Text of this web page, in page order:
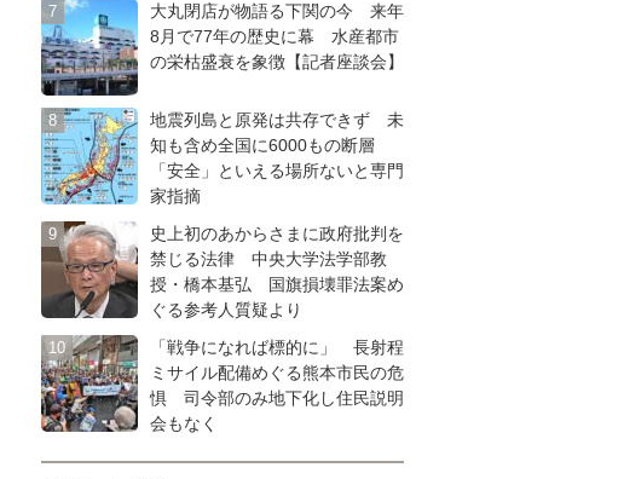
大丸閉店が物語る下関の今 来年
8月で77年の歴史に幕 水産都市
の栄枯盛衰を象徴【記者座談会】
地震列島と原発は共存できず 未
知も含め全国に6000もの断層
「安全」といえる場所ないと専門
家指摘
史上初のあからさまに政府批判を
禁じる法律 中央大学法学部教
授・橋本基弘 国旗損壊罪法案め
ぐる参考人質疑より
「戦争になれば標的に」 長射程
ミサイル配備めぐる熊本市民の危
惧 司令部のみ地下化し住民説明
会もなく